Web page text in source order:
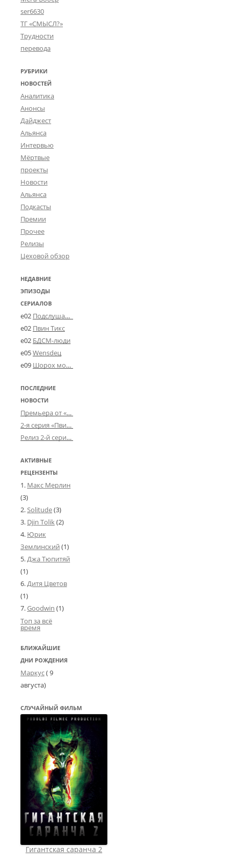
ser6630
ТГ «СМЫСЛ?»
Трудности
перевода
РУБРИКИ
НОВОСТЕЙ
Аналитика
Анонсы
Дайджест
Альянса
Интервью
Мёртвые
проекты
Новости
Альянса
Подкасты
Премии
Прочее
Релизы
Цеховой обзор
НЕДАВНИЕ
ЭПИЗОДЫ
СЕРИАЛОВ
e02 Подслушано в Угличе
e02 Пвин Тикс
e02 БДСМ-люди
e05Wensdeц
e09 Шорох мозговины
ПОСЛЕДНИЕ
НОВОСТИ
Премьера от «Усталого королевства»: «Игорь начал»
2-я серия «Пвин Тикса» от 2-D
Релиз 2-й серии «БДСМ-людей» от «Аркада Фильм»
АКТИВНЫЕ
РЕЦЕНЗЕНТЫ
Макс Мерлин
(3)
Solitude(3)
Djin Tolik(2)
Юрик
Землинский (1)
Джа Тюпитяй
(1)
Дитя Цветов
(1)
Goodwin (1)
Топ за всё
время
БЛИЖАЙШИЕ
ДНИ РОЖДЕНИЯ
Маркус( 9
августа)
СЛУЧАЙНЫЙ ФИЛЬМ
Гигантская саранча 2